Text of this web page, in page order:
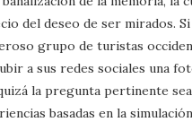
del deseo de ser mirados.
grupo de turistas
a sus redes sociales una
la pregunta pertinente
basadas en la